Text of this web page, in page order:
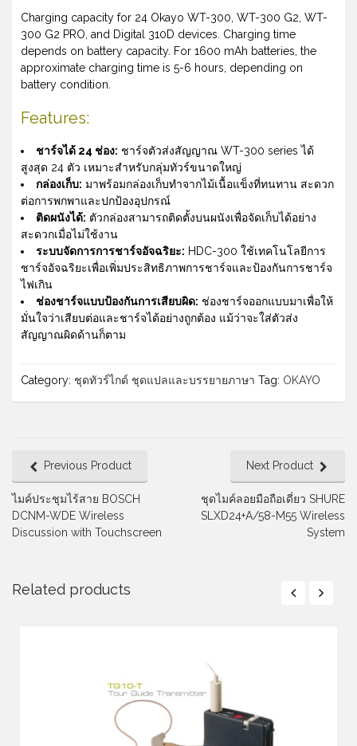
Charging capacity for 24 Okayo WT-300, WT-300 G2, WT-
300 G2 PRO, and Digital 310D devices. Charging time
depends on battery capacity. For 1600 mAh batteries, the
approximate charging time is 5-6 hours, depending on
battery condition.
Features:
ชาร์จได้ 24 ช่อง: ชาร์จตัวส่งสัญญาณ WT-300 series ได้
สูงสุด 24 ตัว เหมาะสำหรับกลุ่มทัวร์ขนาดใหญ่
กล่องเก็บ: มาพร้อมกล่องเก็บทำจากไม้เนื้อแข็งที่ทนทาน สะดวก
ต่อการพกพาและปกป้องอุปกรณ์
ติดผนังได้: ตัวกล่องสามารถติดตั้งบนผนังเพื่อจัดเก็บได้อย่าง
สะดวกเมื่อไม่ใช้งาน
ระบบจัดการการชาร์จอัจฉริยะ: HDC-300 ใช้เทคโนโลยีการ
ชาร์จอัจฉริยะเพื่อเพิ่มประสิทธิภาพการชาร์จและป้องกันการชาร์จ
ไฟเกิน
ช่องชาร์จแบบป้องกันการเสียบผิด: ช่องชาร์จออกแบบมาเพื่อให้
มั่นใจว่าเสียบต่อและชาร์จได้อย่างถูกต้อง แม้ว่าจะใส่ตัวส่ง
สัญญาณผิดด้านก็ตาม
Category: ชุดทัวร์ไกด์ ชุดแปลและบรรยายภาษา Tag: OKAYO
Previous Product
ไมค์ประชุมไร้สาย BOSCH
DCNM-WDE Wireless
Discussion with Touchscreen
Next Product
ชุดไมค์ลอยมือถือเดี่ยว SHURE
SLXD24+A/58-M55 Wireless
System
Related products